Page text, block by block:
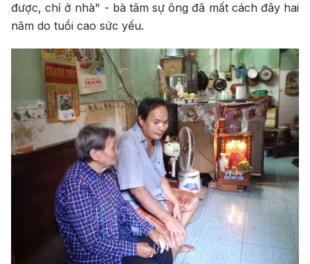
được, chỉ ở nhà" - bà tâm sự ông đã mất cách đây hai
năm do tuổi cao sức yếu.